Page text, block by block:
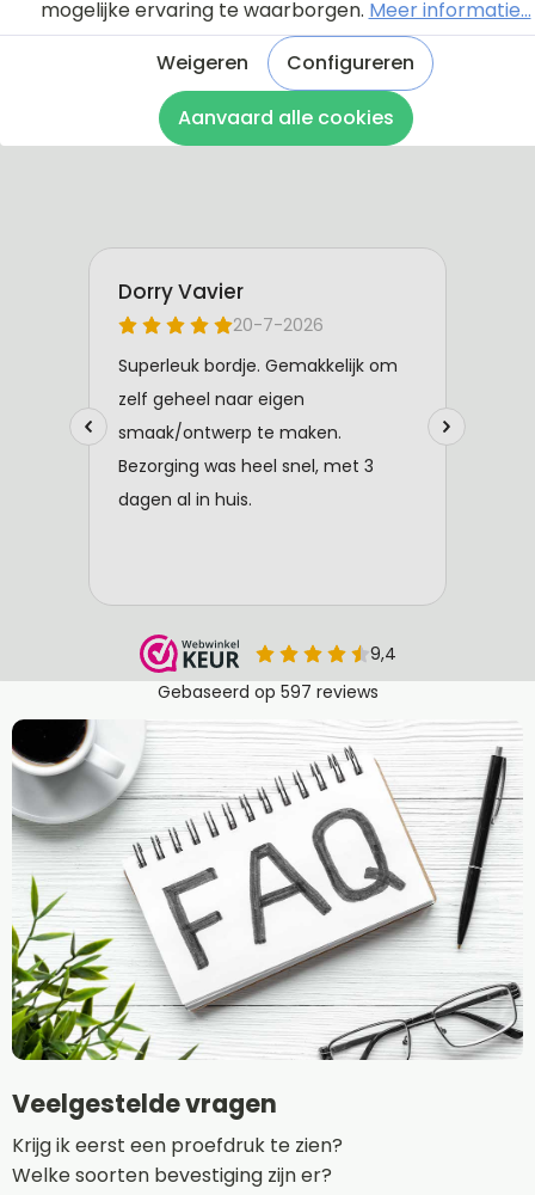
eigen smaak kunt ontwerpen.
Bekijk de instructie
Veelgestelde vragen
Krijg ik eerst een proefdruk te zien?
Welke soorten bevestiging zijn er?
mogelijke ervaring te waarborgen. Meer informatie...
Weigeren
Configureren
Aanvaard alle cookies